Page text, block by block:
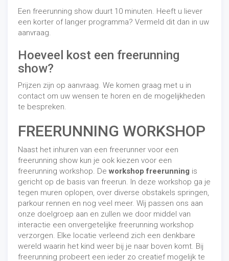
Een freerunning show duurt 10 minuten. Heeft u liever
een korter of langer programma? Vermeld dit dan in uw
aanvraag.
Hoeveel kost een freerunning
show?
Prijzen zijn op aanvraag. We komen graag met u in
contact om uw wensen te horen en de mogelijkheden
te bespreken.
FREERUNNING WORKSHOP
Naast het inhuren van een freerunner voor een
freerunning show kun je ook kiezen voor een
freerunning workshop. De workshop freerunning is
gericht op de basis van freerun. In deze workshop ga je
tegen muren oplopen, over diverse obstakels springen,
parkour rennen en nog veel meer. Wij passen ons aan
onze doelgroep aan en zullen we door middel van
interactie een onvergetelijke freerunning workshop
verzorgen. Elke locatie verleend zich een denkbare
wereld waarin het kind weer bij je naar boven komt. Bij
freerunning probeert een ieder zo creatief mogelijk te